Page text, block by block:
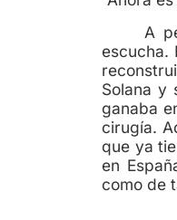
A
escucha.
Solana y
ganaba
cirugía.
que ya
en
como de